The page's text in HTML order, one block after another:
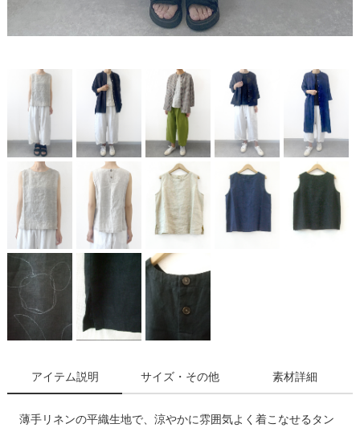
アイテム説明 サイズ・その他 素材詳細
薄手リネンの平織生地で、涼やかに雰囲気よく着こなせるタン